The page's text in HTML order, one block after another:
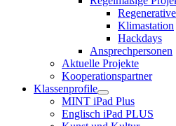
Klimastation
Hackdays
Ansprechpersonen
Aktuelle Projekte
Kooperationspartner
Klassenprofile
MINT iPad Plus
Englisch iPad PLUS